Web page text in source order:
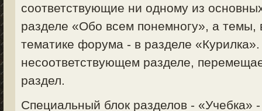
соответствующие ни одному из
разделе «Обо всем понемногу», а
тематике форума - в разделе
несоответствующем разделе,
раздел.
Специальный блок разделов -